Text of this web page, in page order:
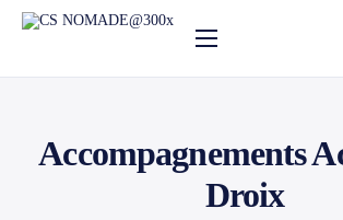
Nos activités
Agenda
Accompagnements
Droix